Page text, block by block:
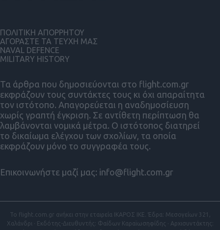
Τα άρθρα που δημοσιεύονται στο flight.com.gr
εκφράζουν τους συντάκτες τους κι όχι απαραίτητα
τον ιστότοπο. Απαγορεύεται η αναδημοσίευση
χωρίς γραπτή έγκριση. Σε αντίθετη περίπτωση θα
λαμβάνονται νομικά μέτρα. Ο ιστότοπος διατηρεί
το δικαίωμα ελέγχου των σχολίων, τα οποία
εκφράζουν μόνο το συγγραφέα τους.
Επικοινωνήστε μαζί μας: info@flight.com.gr
ΠΟΛΙΤΙΚΗ ΑΠΟΡΡΗΤΟΥ
ΑΓΟΡΑΣΤΕ ΤΑ ΤΕΥΧΗ ΜΑΣ
NAVAL DEFENCE
MILITARY HISTORY
Το flight.com.gr ανήκει στην εταιρεία ΙΚΑΡΟΣ ΙΚΕ. Έδρα: Μεσογείων 321,
Χαλάνδρι · Εκδότης-Διευθυντής: Φαίδων Καραϊωσηφίδης · Αρχισυντάκτης: